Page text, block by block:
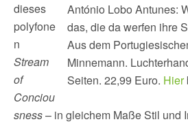
António Lobo Antunes:
das, die da werfen ihre
Aus dem
Minnemann.
Seiten. 22,99 Euro. Hier
dieses
polyfone
n
Stream
of
Conciou
sness– in gleichem Maße Stil und